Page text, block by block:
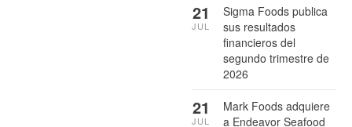
Sigma Foods publica
sus resultados
financieros del
segundo trimestre de
2026
21
JUL
Mark Foods adquiere
a Endeavor Seafood
21
JUL